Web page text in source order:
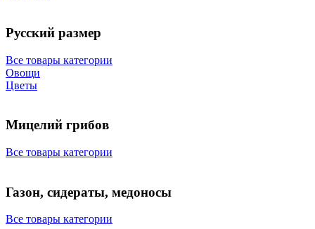
Русский размер
Все товары категории
Овощи
Цветы
Мицелий грибов
Все товары категории
Газон, сидераты, медоносы
Все товары категории